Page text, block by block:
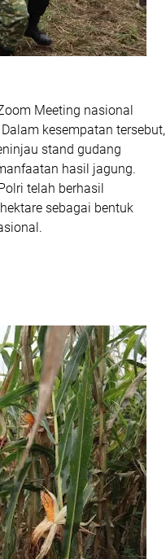
Meeting nasional
kesempatan tersebut,
stand gudang
hasil jagung.
telah berhasil
sebagai bentuk